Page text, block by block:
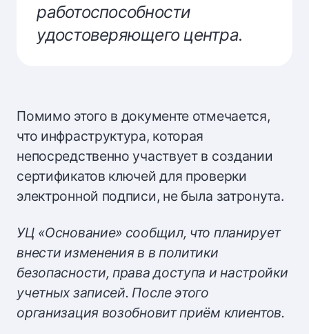
работоспособности
удостоверяющего центра.
Помимо этого в документе отмечается,
что инфраструктура, которая
непосредственно участвует в создании
сертификатов ключей для проверки
электронной подписи, не была затронута.
УЦ «Основание» сообщил, что планирует
внести изменения в в политики
безопасности, права доступа и настройки
учетных записей. После этого
организация возобновит приём клиентов.